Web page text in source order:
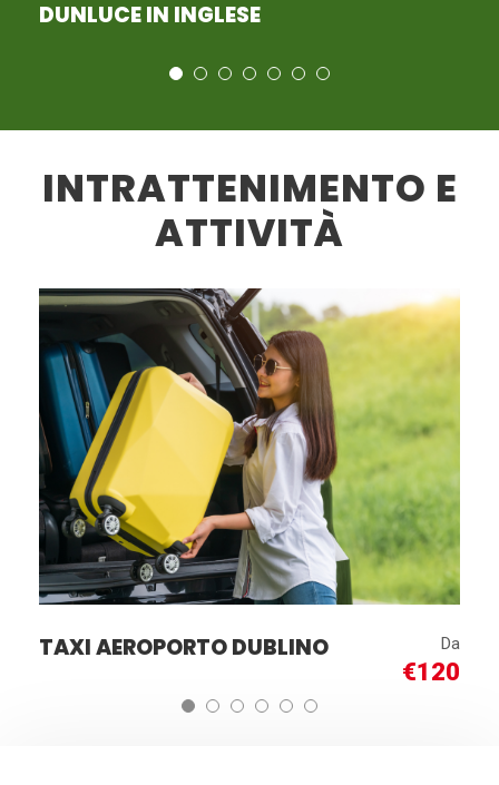
INTRATTENIMENTO E
ATTIVITÀ
TICKET D’INGRESSO ALLA
DISTILLERIA DI WHISKEY
IRLANDESE ROE & CO.
€28